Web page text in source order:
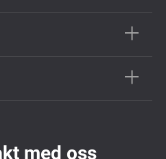
med oss